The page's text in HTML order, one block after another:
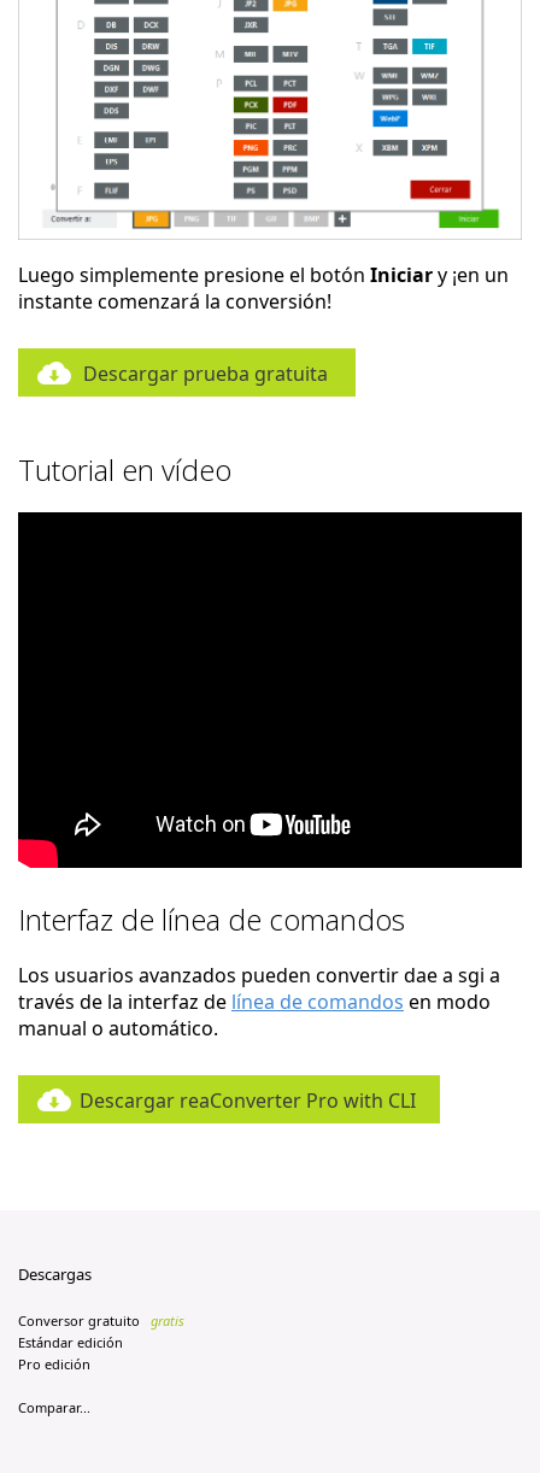
Luego simplemente presione el botón Iniciary ¡en un
instante comenzará la conversión!
Descargar prueba gratuita
Tutorial en vídeo
Interfaz de línea de comandos
Los usuarios avanzados pueden convertir dae a sgi a
través de la interfaz de línea de comandos en modo
manual o automático.
Descargar reaConverter Pro with CLI
Descargas
Conversor gratuito
gratis
Estándar edición
Pro edición
Comparar...